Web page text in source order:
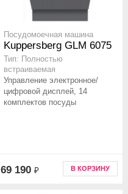
Посудомоечная машина
Kuppersberg GLM 6075
Тип: Полностью
встраиваемая
Управление электронное/
цифровой дисплей, 14
комплектов посуды
69 190 ₽ В КОРЗИНУ